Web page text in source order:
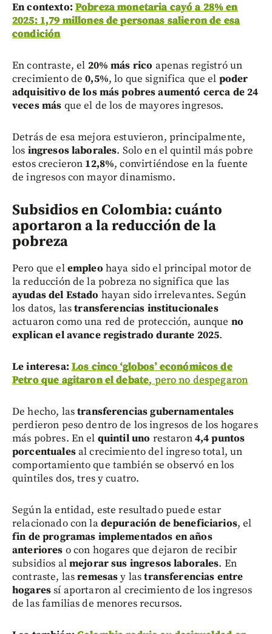
En contexto: Pobreza monetaria cayó a 28% en
2025: 1,79 millones de personas salieron de esa
condición
En contraste, el 20% más rico apenas registró un
crecimiento de0,5%, lo que significa que el poder
adquisitivo de los más pobres aumentó cerca de 24
veces más que el de los de mayores ingresos.
Detrás de esa mejora estuvieron, principalmente,
los ingresos laborales. Solo en el quintil más pobre
estos crecieron 12,8%, convirtiéndose en la fuente
de ingresos con mayor dinamismo.
Subsidios en Colombia: cuánto
aportaron a la reducción de la
pobreza
Pero que elempleo haya sido el principal motor de
la reducción de la pobreza no significa que las
ayudas del Estado hayan sido irrelevantes. Según
los datos, lastransferencias institucionales
actuaron como una red de protección, aunque no
explican el avance registrado durante 2025.
Le interesa: Los cinco ‘globos’ económicos de
Petro que agitaron el debate, pero no despegaron
De hecho, lastransferencias gubernamentales
perdieron peso dentro de los ingresos de los hogares
más pobres. En el quintil uno restaron4,4 puntos
porcentualesal crecimiento del ingreso total, un
comportamiento que también se observó en los
quintiles dos, tres y cuatro.
Según la entidad, este resultado puede estar
relacionado con ladepuración de beneficiarios, el
fin de programas implementados en años
anteriores o con hogares que dejaron de recibir
subsidios almejorar sus ingresos laborales. En
contraste, lasremesasy lastransferencias entre
hogaressí aportaron al crecimiento de los ingresos
de las familias de menores recursos.